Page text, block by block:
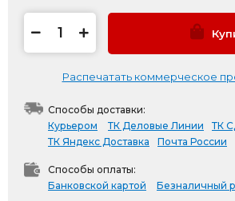
Распечатать коммерческое
Способы доставки:
Курьером
ТК Деловые Линии
ТК
ТК Яндекс Доставка
Почта России
Способы оплаты:
Банковской картой
Безналичный